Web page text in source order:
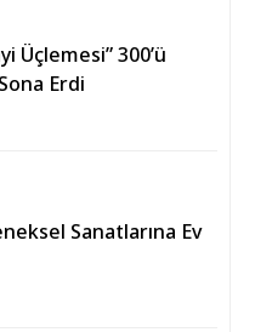
Üçlemesi” 300’ü
Erdi
Sanatlarına Ev